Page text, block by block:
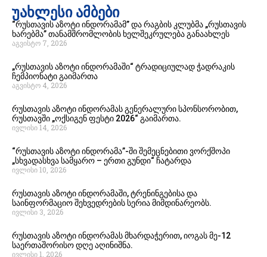
უახლესი ამბები
“რუსთავის აზოტი ინდორამამ” და რაგბის კლუბმა „რუსთავის
ხარებმა” თანამშრომლობის ხელშეკრულება განაახლეს
აგვისტო 7, 2026
„რუსთავის აზოტი ინდორამაში“ ტრადიციულად ჭადრაკის
ჩემპიონატი გაიმართა
აგვისტო 4, 2026
რუსთავის აზოტი ინდორამას გენერალური სპონსორობით,
რუსთავში „ოქსიგენ ფესტი 2026“ გაიმართა.
ივლისი 14, 2026
“რუსთავის აზოტი ინდორამა”-ში შემეცნებითი ვორქშოპი
„სხვადასხვა სამყარო – ერთი გუნდი“ ჩატარდა
ივლისი 10, 2026
რუსთავის აზოტი ინდორამაში, ტრენინგებისა და
საინფორმაციო შეხვედრების სერია მიმდინარეობს.
ივლისი 3, 2026
რუსთავის აზოტი ინდორამას მხარდაჭერით, იოგას მე-12
საერთაშორისო დღე აღინიშნა.
ივლისი 1, 2026